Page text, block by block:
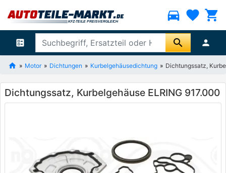
directions_car favorite shopping_cart
ballot search person
Motor Dichtungen Kurbelgehäusedichtung Dichtungssatz,
Dichtungssatz, Kurbelgehäuse ELRING 917.000